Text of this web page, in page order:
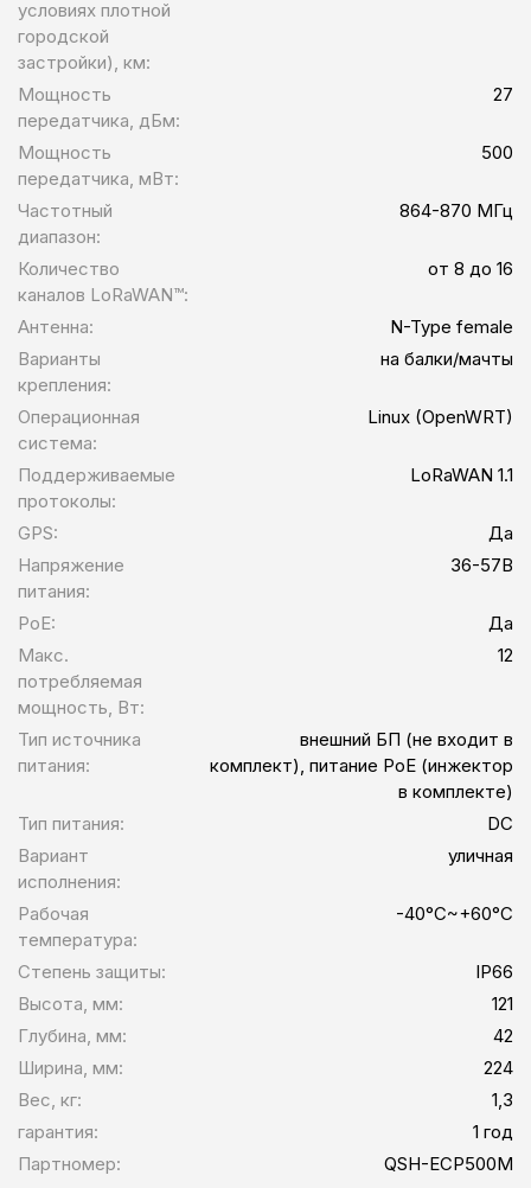
условиях плотной
городской
застройки), км:
Мощность
передатчика, дБм:
27
Мощность
передатчика, мВт:
500
Частотный
диапазон:
864-870 МГц
Количество
каналов LoRaWAN™:
от 8 до 16
Антенна:
N-Type female
Варианты
крепления:
на балки/мачты
Операционная
система:
Linux (OpenWRT)
Поддерживаемые
протоколы:
LoRaWAN 1.1
GPS:
Да
Напряжение
питания:
36-57В
PoE:
Да
Макс.
потребляемая
мощность, Вт:
12
Тип источника
питания:
внешний БП (не входит в
комплект), питание PoE (инжектор
в комплекте)
Тип питания:
DC
Вариант
исполнения:
уличная
Рабочая
температура:
-40°C~+60°C
Степень защиты:
IP66
Высота, мм:
121
Глубина, мм:
42
Ширина, мм:
224
Вес, кг:
1,3
гарантия:
1 год
Партномер:
QSH-ECP500M